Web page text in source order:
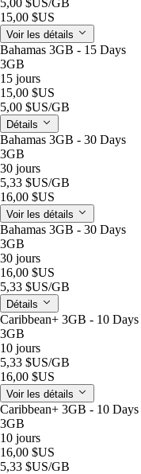
15,00 $US
Voir les détails
Bahamas 3GB - 15 Days
3GB
15 jours
15,00 $US
5,00 $US/GB
Détails
Bahamas 3GB - 30 Days
3GB
30 jours
5,33 $US/GB
16,00 $US
Voir les détails
Bahamas 3GB - 30 Days
3GB
30 jours
16,00 $US
5,33 $US/GB
Détails
Caribbean+ 3GB - 10 Days
3GB
10 jours
5,33 $US/GB
16,00 $US
Voir les détails
Caribbean+ 3GB - 10 Days
3GB
10 jours
16,00 $US
5,33 $US/GB